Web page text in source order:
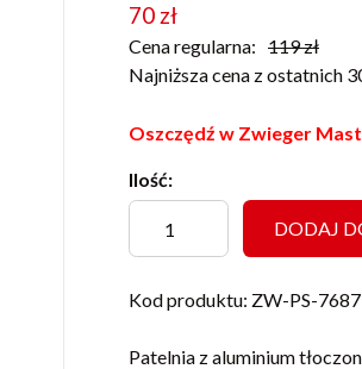
70 zł
Cena regularna: 119zł
Najniższa cena z ostatnich
Oszczędź w Zwieger
Ilość:
DODAJ
Kod produktu: ZW-PS-7687
Patelnia z aluminium